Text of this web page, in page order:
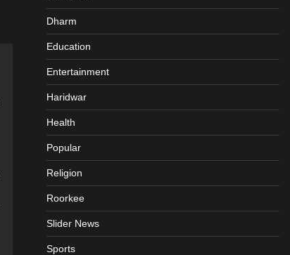
Dharm
Education
Entertainment
Haridwar
Health
Popular
Religion
Roorkee
Slider News
Sports